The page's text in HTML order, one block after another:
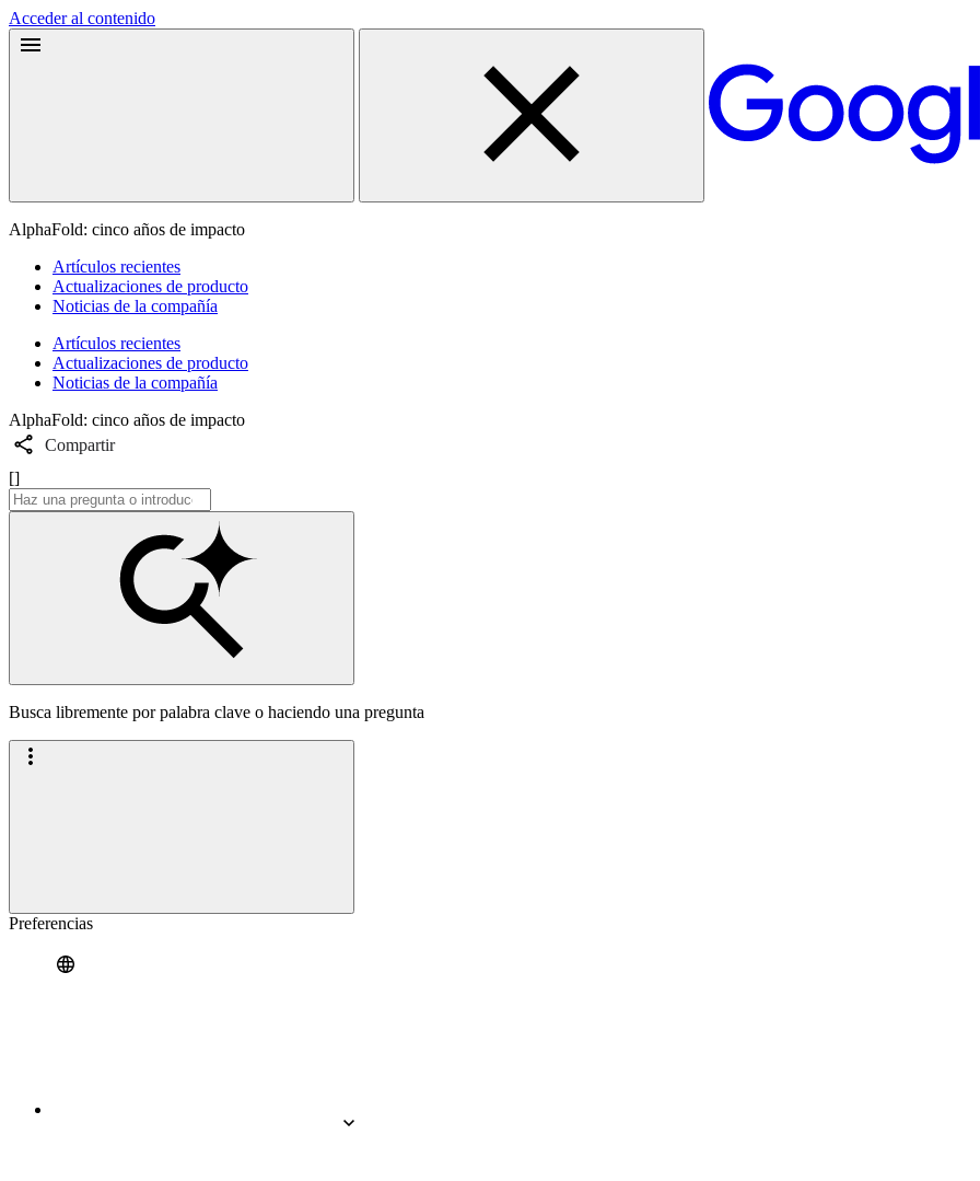
Acceder al contenido
AlphaFold: cinco años de impacto
Artículos recientes
Actualizaciones de producto
Noticias de la compañía
Artículos recientes
Actualizaciones de producto
Noticias de la compañía
AlphaFold: cinco años de impacto
Compartir
[]
Busca libremente por palabra clave o haciendo una pregunta
Preferencias